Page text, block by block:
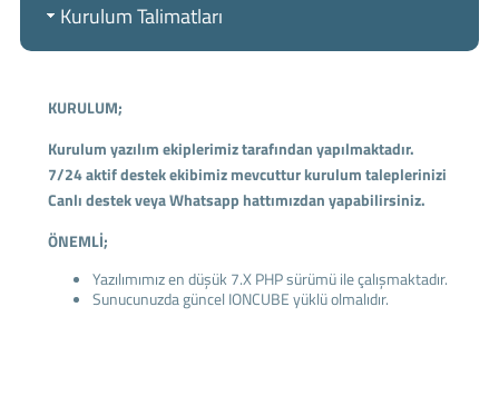
Kurulum Talimatları
KURULUM;
Kurulum yazılım ekiplerimiz tarafından yapılmaktadır.
7/24 aktif destek ekibimiz mevcuttur kurulum taleplerinizi
Canlı destek veya Whatsapp hattımızdan yapabilirsiniz.
ÖNEMLİ;
Yazılımımız en düşük 7.X PHP sürümü ile çalışmaktadır.
Sunucunuzda güncel IONCUBE yüklü olmalıdır.